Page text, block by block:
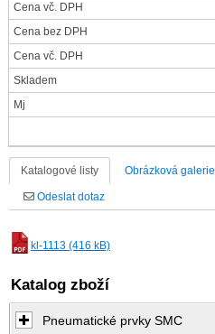
Cena vč. DPH
Cena bez DPH
Cena vč. DPH
Skladem
Mj
Katalogové listy Obrázková galerie
Odeslat dotaz
kl-1113 (416 kB)
Katalog zboží
Pneumatické prvky SMC